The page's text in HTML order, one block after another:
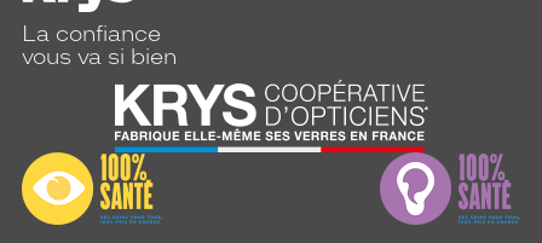
La confiance
vous va si bien